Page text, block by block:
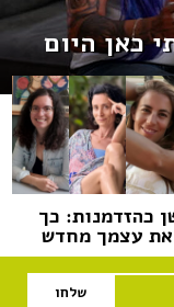
כאן היום
כהזדמנות: כך
את עצמך מחדש